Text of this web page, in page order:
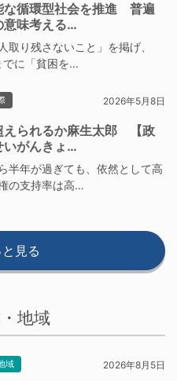
な循環型社会を推進 普遍
意味考える…
取り残さないこと」を掲げ、
に「貧困を…
2026年5月8日
えられるか麻生太郎 【政
いがんきょ…
半年が過ぎても、依然として高
の支持率は高…
と見る
地域
域 2026年8月5日